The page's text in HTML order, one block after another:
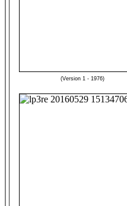
(Version 1 - 1976)